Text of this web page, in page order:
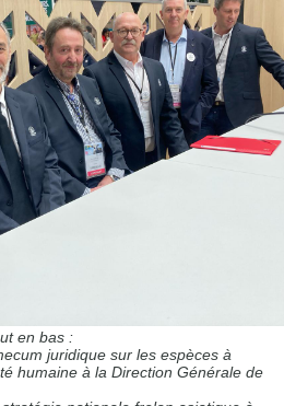
en bas :
juridique sur les espèces à
humaine à la Direction Générale de